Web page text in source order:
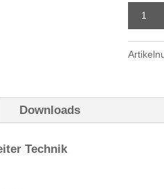
PT100
128-
Downloads
Technik